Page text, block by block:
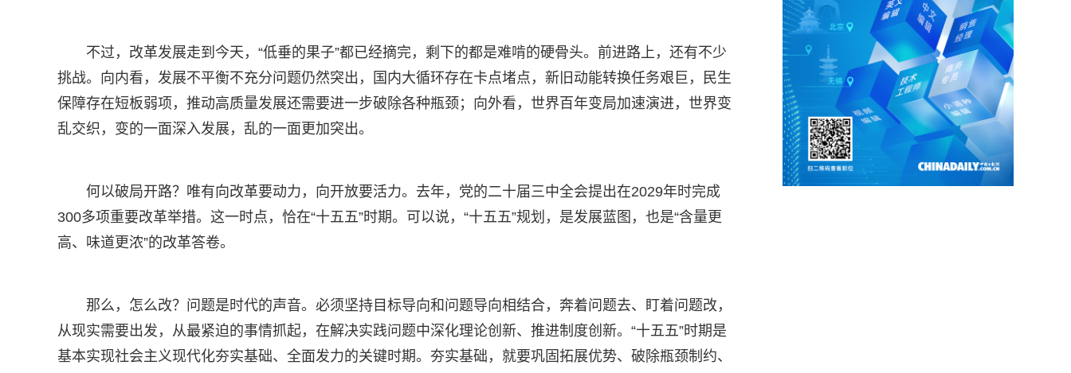
不过，改革发展走到今天，“低垂的果子”都已经摘完，剩下的都是难啃的硬骨头。前进路上，还有不少
挑战。向内看，发展不平衡不充分问题仍然突出，国内大循环存在卡点堵点，新旧动能转换任务艰巨，民生
保障存在短板弱项，推动高质量发展还需要进一步破除各种瓶颈；向外看，世界百年变局加速演进，世界变
乱交织，变的一面深入发展，乱的一面更加突出。
何以破局开路？唯有向改革要动力，向开放要活力。去年，党的二十届三中全会提出在2029年时完成
300多项重要改革举措。这一时点，恰在“十五五”时期。可以说，“十五五”规划，是发展蓝图，也是“含量更
高、味道更浓”的改革答卷。
那么，怎么改？问题是时代的声音。必须坚持目标导向和问题导向相结合，奔着问题去、盯着问题改，
从现实需要出发，从最紧迫的事情抓起，在解决实践问题中深化理论创新、推进制度创新。“十五五”时期是
基本实现社会主义现代化夯实基础、全面发力的关键时期。夯实基础，就要巩固拓展优势、破除瓶颈制约、